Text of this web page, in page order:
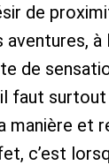
de
aventures, à
de
faut
manière et
c’est